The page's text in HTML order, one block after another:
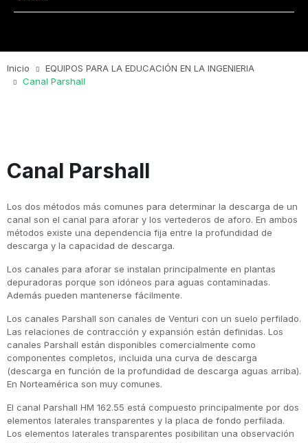
Inicio
EQUIPOS PARA LA EDUCACIÓN EN LA INGENIERIA
Canal Parshall
Canal Parshall
Los dos métodos más comunes para determinar la descarga de un
canal son el canal para aforar y los vertederos de aforo. En ambos
métodos existe una dependencia fija entre la profundidad de
descarga y la capacidad de descarga.
Los canales para aforar se instalan principalmente en plantas
depuradoras porque son idóneos para aguas contaminadas.
Además pueden mantenerse fácilmente.
Los canales Parshall son canales de Venturi con un suelo perfilado.
Las relaciones de contracción y expansión están definidas. Los
canales Parshall están disponibles comercialmente como
componentes completos, incluida una curva de descarga
(descarga en función de la profundidad de descarga aguas arriba).
En Norteamérica son muy comunes.
El canal Parshall HM 162.55 está compuesto principalmente por dos
elementos laterales transparentes y la placa de fondo perfilada.
Los elementos laterales transparentes posibilitan una observación